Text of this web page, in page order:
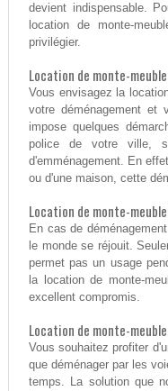
devient indispensable.
location de monte-
privilégier.
Location de monte-
Vous envisagez la
votre déménagement et
impose quelques
police de votre ville,
d'emménagement. En
ou d'une maison, cette
Location de monte-
En cas de
le monde se réjouit.
permet pas un usage
la location de monte-
excellent compromis.
Location de monte-
Vous souhaitez profiter
que déménager par les
temps. La solution que